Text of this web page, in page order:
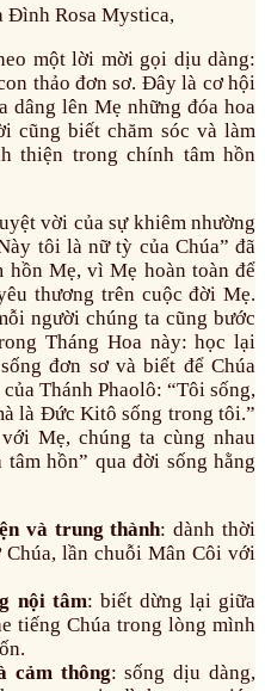
Đình Rosa Mystica,
một lời mời gọi dịu dàng:
thảo đơn sơ. Đây là cơ hội
dâng lên Mẹ những đóa hoa
cũng biết chăm sóc và làm
thiện trong chính tâm hồn
vời của sự khiêm nhường
tôi là nữ tỳ của Chúa” đã
hồn Mẹ, vì Mẹ hoàn toàn để
thương trên cuộc đời Mẹ.
người chúng ta cũng bước
Tháng Hoa này: học lại
đơn sơ và biết để Chúa
Thánh Phaolô: “Tôi sống,
là Đức Kitô sống trong tôi.”
Mẹ, chúng ta cùng nhau
hồn” qua đời sống hằng
và trung thành: dành thời
lần chuỗi Mân Côi với
nội tâm: biết dừng lại giữa
tiếng Chúa trong lòng mình
cảm thông: sống dịu dàng,